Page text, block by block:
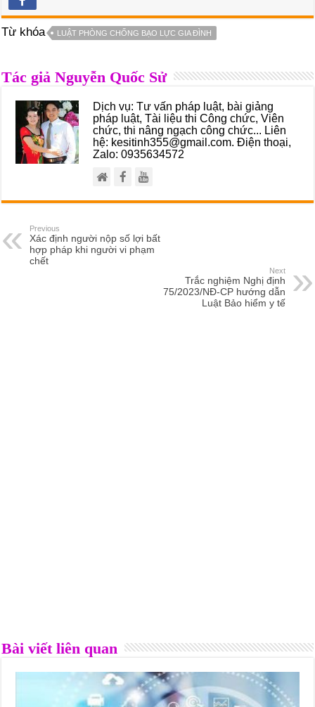
Từ khóa LUẬT PHÒNG CHỐNG BẠO LỰC GIA ĐÌNH
Tác giả Nguyễn Quốc Sử
Dịch vụ: Tư vấn pháp luật, bài giảng
pháp luật, Tài liệu thi Công chức, Viên
chức, thi nâng ngạch công chức... Liên
hệ: kesitinh355@gmail.com. Điện thoại,
Zalo: 0935634572
Previous
Xác định người nộp số lợi bất
hợp pháp khi người vi phạm
chết
Next
Trắc nghiệm Nghị định
75/2023/NĐ-CP hướng dẫn
Luật Bảo hiểm y tế
Bài viết liên quan